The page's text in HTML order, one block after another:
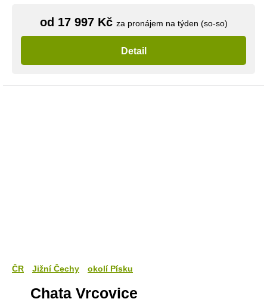
od 17 997 Kč za pronájem na týden (so-so)
Detail
ČR Jižní Čechy okolí Písku
Chata Vrcovice